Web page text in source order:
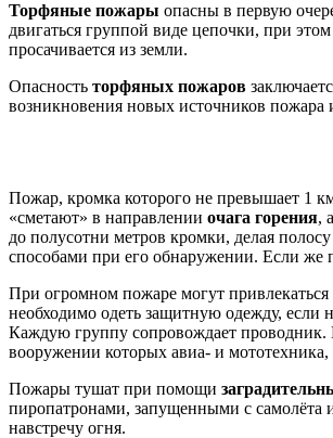
Торфяные пожары опасны в первую
двигаться группой виде цепочки, при
просачивается из земли.
Опасность торфяных пожаров
возникновения новых источников
Пожар, кромка которого не превышает 1
«сметают» в направлении очага горения,
до полусотни метров кромки, делая
способами при его обнаружении. Если же
При огромном пожаре могут
необходимо одеть защитную одежду, если
Каждую группу сопровождает проводник.
вооружении которых авиа- и
Пожары тушат при помощи
пиропатронами, запущенными с самолёта
навстречу огня.